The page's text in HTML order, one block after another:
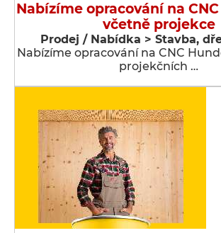
Nabízíme opracování na
včetně projekce
Prodej / Nabídka > Stavba,
Nabízíme opracování na CNC
projekčních …